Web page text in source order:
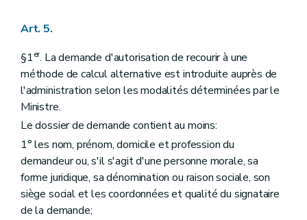
Art. 5.
§1er. La demande d'autorisation de recourir à une
méthode de calcul alternative est introduite auprès de
l'administration selon les modalités déterminées par le
Ministre.
Le dossier de demande contient au moins:
1° les nom, prénom, domicile et profession du
demandeur ou, s'il s'agit d'une personne morale, sa
forme juridique, sa dénomination ou raison sociale, son
siège social et les coordonnées et qualité du signataire
de la demande;